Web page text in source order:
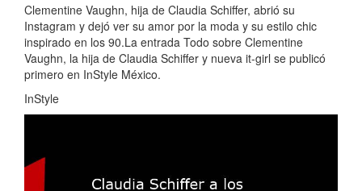
Clementine Vaughn, hija de Claudia Schiffer, abrió su
Instagram y dejó ver su amor por la moda y su estilo chic
inspirado en los 90.La entrada Todo sobre Clementine
Vaughn, la hija de Claudia Schiffer y nueva it-girl se publicó
primero en InStyle México.
InStyle